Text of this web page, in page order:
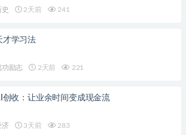
史 2天前 241
才学习法
功励志 2天前 221
创收：让业余时间变成现金流
济 3天前 283